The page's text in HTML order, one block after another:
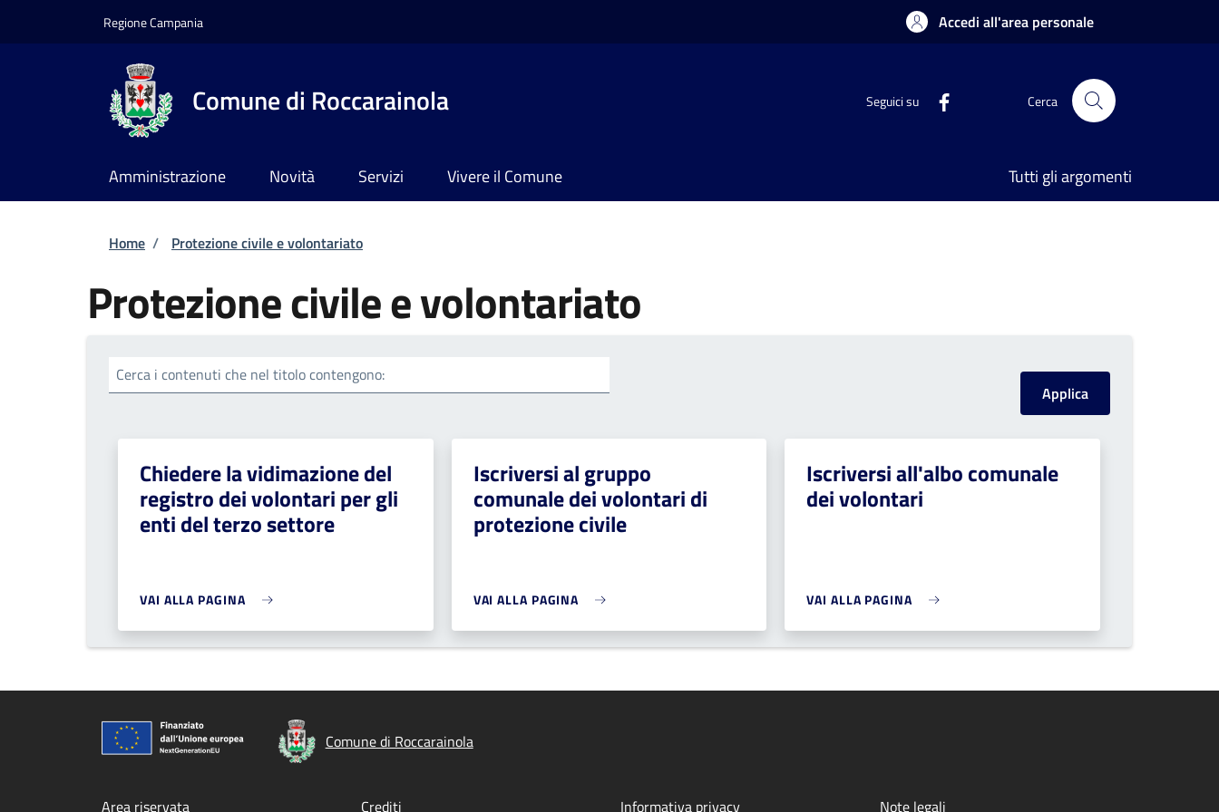
Regione Campania Accedi all'area personale
Comune di Roccarainola Seguici su Cerca
Amministrazione Novità Servizi Vivere il Comune Tutti gli argomenti
Briciole di pane
Home / Protezione civile e volontariato
Protezione civile e volontariato
Cerca i contenuti che nel titolo contengono:
Chiedere la vidimazione del
registro dei volontari per gli
enti del terzo settore
VAI ALLA PAGINA
Iscriversi al gruppo
comunale dei volontari di
protezione civile
VAI ALLA PAGINA
Iscriversi all'albo comunale
dei volontari
VAI ALLA PAGINA
Comune di Roccarainola
Area riservata Crediti Informativa privacy Note legali